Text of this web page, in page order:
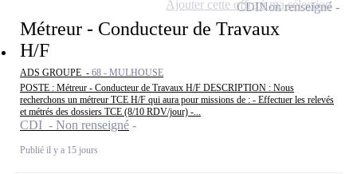
Métreur - Conducteur de Travaux
H/F
ADS GROUPE - 68 - MULHOUSE
POSTE : Métreur - Conducteur de Travaux H/F DESCRIPTION : Nous
recherchons un métreur TCE H/F qui aura pour missions de : - Effectuer les relevés
et métrés des dossiers TCE (8/10 RDV/jour) -...
CDI - Non renseigné
Publié il y a 15 jours
CDINon renseigné
Ajouter cette offre à ma sélection